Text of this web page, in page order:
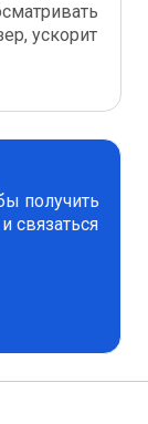
ускорит
получить
связаться